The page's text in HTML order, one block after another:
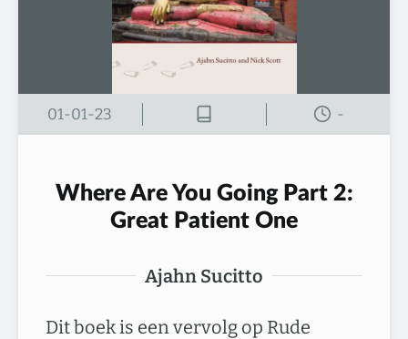
01-01-23 -
Where Are You Going Part 2:
Great Patient One
Ajahn Sucitto
Dit boek is een vervolg op Rude